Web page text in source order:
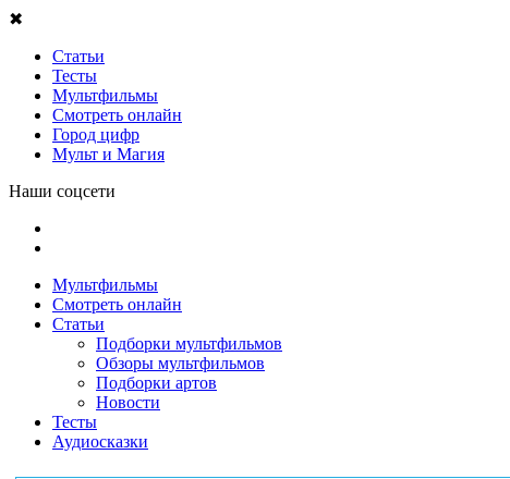
✖
Статьи
Тесты
Мультфильмы
Смотреть онлайн
Город цифр
Мульт и Магия
Наши соцсети
Мультфильмы
Смотреть онлайн
Статьи
Подборки мультфильмов
Обзоры мультфильмов
Подборки артов
Новости
Тесты
Аудиосказки